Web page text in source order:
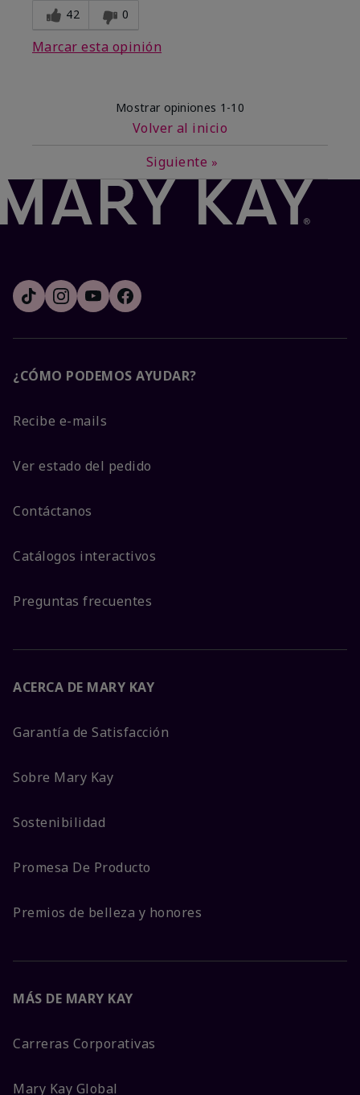
42 0
Marcar esta opinión
Mostrar opiniones 1-10
Volver al inicio
Siguiente »
¿CÓMO PODEMOS AYUDAR?
Recibe e-mails
Ver estado del pedido
Contáctanos
Catálogos interactivos
Preguntas frecuentes
ACERCA DE MARY KAY
Garantía de Satisfacción
Sobre Mary Kay
Sostenibilidad
Promesa De Producto
Premios de belleza y honores
MÁS DE MARY KAY
Carreras Corporativas
Mary Kay Global